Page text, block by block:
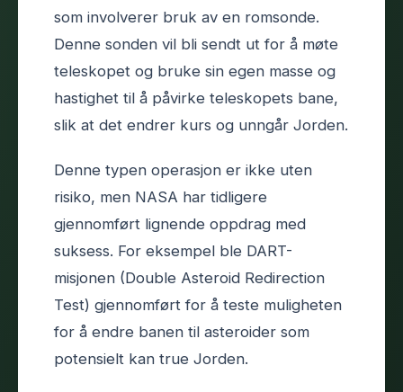
som involverer bruk av en romsonde.
Denne sonden vil bli sendt ut for å møte
teleskopet og bruke sin egen masse og
hastighet til å påvirke teleskopets bane,
slik at det endrer kurs og unngår Jorden.
Denne typen operasjon er ikke uten
risiko, men NASA har tidligere
gjennomført lignende oppdrag med
suksess. For eksempel ble DART-
misjonen (Double Asteroid Redirection
Test) gjennomført for å teste muligheten
for å endre banen til asteroider som
potensielt kan true Jorden.